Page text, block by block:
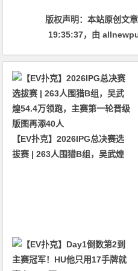
版权声明：本站原创文
19:35:37，由
【EV扑克】2026IPG总决赛选
拔赛 | 263人围猎B组，吴武煌